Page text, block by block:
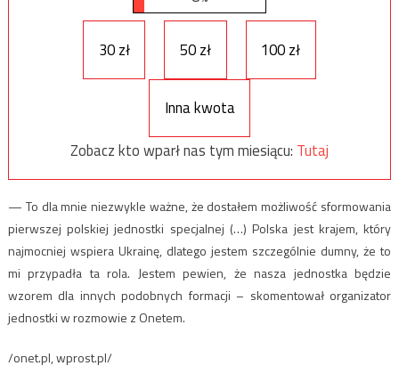
30 zł 50 zł 100 zł
Inna kwota
Zobacz kto wparł nas tym miesiącu: Tutaj
— To dla mnie niezwykle ważne, że dostałem możliwość sformowania
pierwszej polskiej jednostki specjalnej (…) Polska jest krajem, który
najmocniej wspiera Ukrainę, dlatego jestem szczególnie dumny, że to
mi przypadła ta rola. Jestem pewien, że nasza jednostka będzie
wzorem dla innych podobnych formacji – skomentował organizator
jednostki w rozmowie z Onetem.
/onet.pl, wprost.pl/